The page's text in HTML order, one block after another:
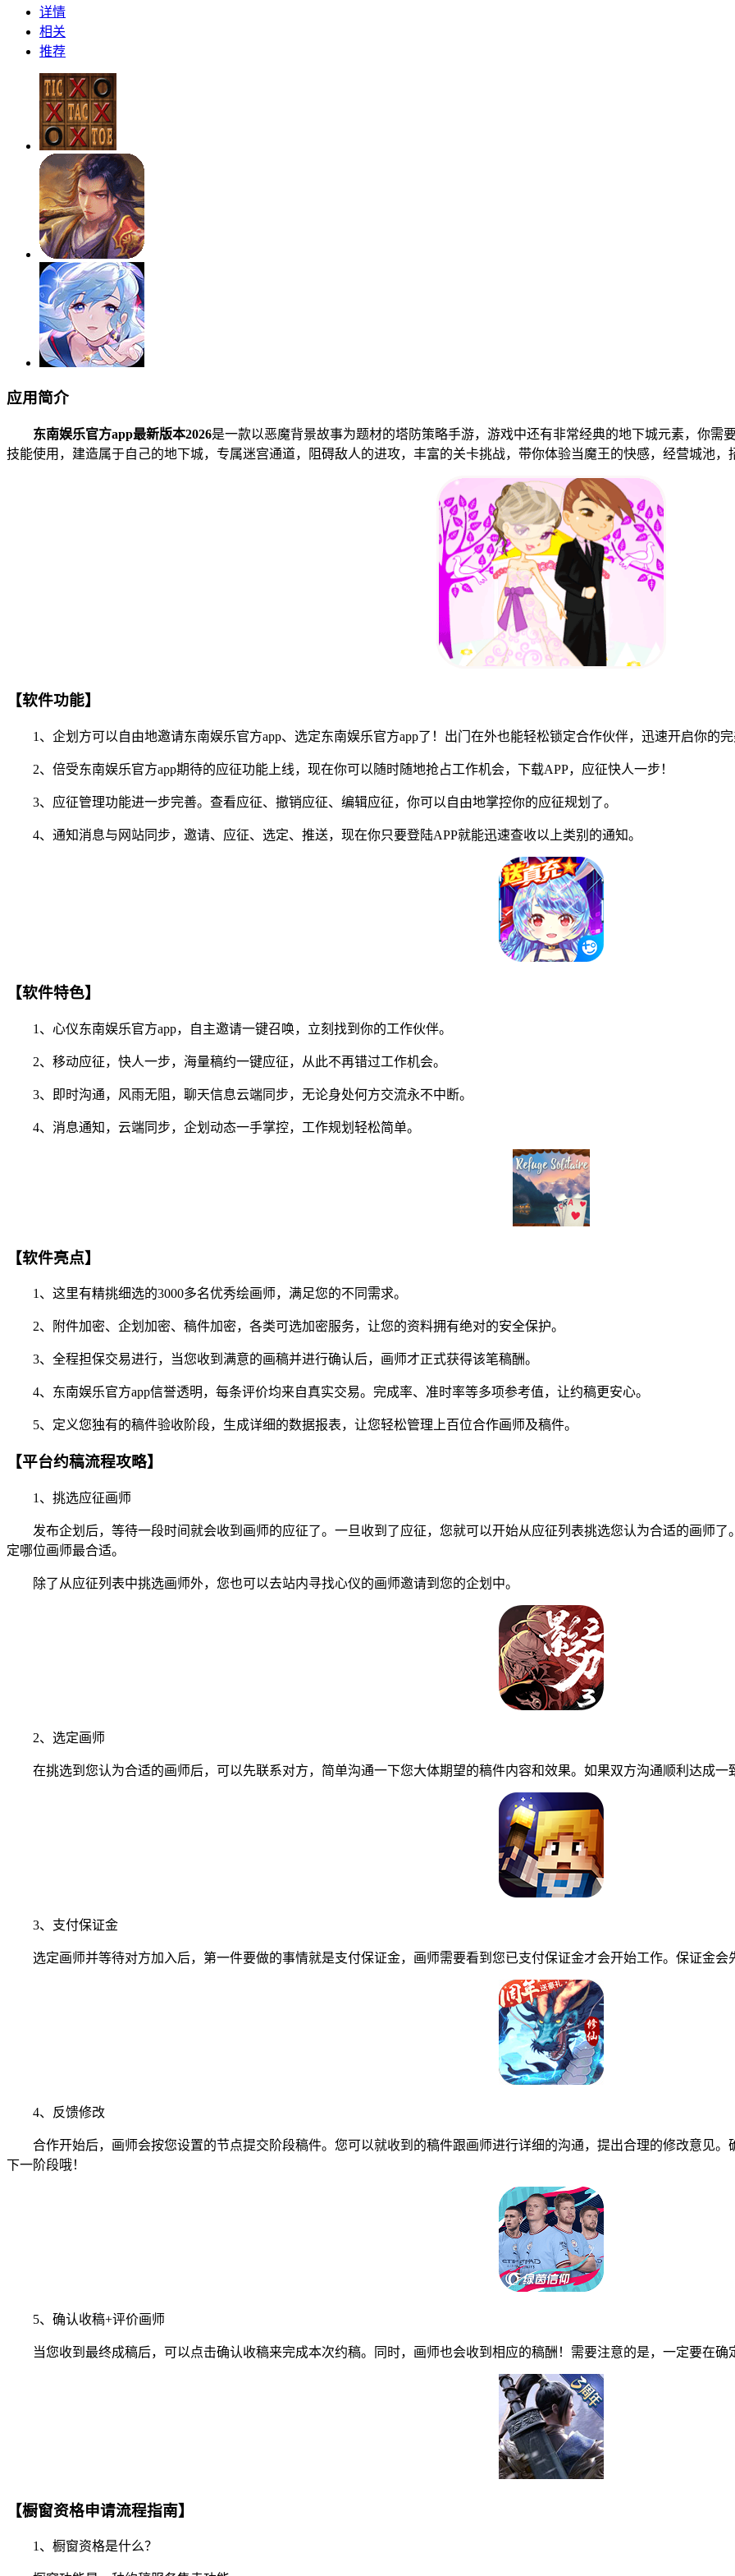
详情
相关
推荐
应用简介
东南娱乐官方app最新版本2026是一款以恶魔背景故事为题材的塔防策略手游，游戏中还有非常经典的地下城元素，你
技能使用，建造属于自己的地下城，专属迷宫通道，阻碍敌人的进攻，丰富的关卡挑战，带你体验当魔王的快感，经营城池
【软件功能】
1、企划方可以自由地邀请东南娱乐官方app、选定东南娱乐官方app了！出门在外也能轻松锁定合作伙伴，迅速开启你的
2、倍受东南娱乐官方app期待的应征功能上线，现在你可以随时随地抢占工作机会，下载APP，应征快人一步！
3、应征管理功能进一步完善。查看应征、撤销应征、编辑应征，你可以自由地掌控你的应征规划了。
4、通知消息与网站同步，邀请、应征、选定、推送，现在你只要登陆APP就能迅速查收以上类别的通知。
【软件特色】
1、心仪东南娱乐官方app，自主邀请一键召唤，立刻找到你的工作伙伴。
2、移动应征，快人一步，海量稿约一键应征，从此不再错过工作机会。
3、即时沟通，风雨无阻，聊天信息云端同步，无论身处何方交流永不中断。
4、消息通知，云端同步，企划动态一手掌控，工作规划轻松简单。
【软件亮点】
1、这里有精挑细选的3000多名优秀绘画师，满足您的不同需求。
2、附件加密、企划加密、稿件加密，各类可选加密服务，让您的资料拥有绝对的安全保护。
3、全程担保交易进行，当您收到满意的画稿并进行确认后，画师才正式获得该笔稿酬。
4、东南娱乐官方app信誉透明，每条评价均来自真实交易。完成率、准时率等多项参考值，让约稿更安心。
5、定义您独有的稿件验收阶段，生成详细的数据报表，让您轻松管理上百位合作画师及稿件。
【平台约稿流程攻略】
1、挑选应征画师
发布企划后，等待一段时间就会收到画师的应征了。一旦收到了应征，您就可以开始从应征列表挑选您认为合适的画师了
定哪位画师最合适。
除了从应征列表中挑选画师外，您也可以去站内寻找心仪的画师邀请到您的企划中。
2、选定画师
在挑选到您认为合适的画师后，可以先联系对方，简单沟通一下您大体期望的稿件内容和效果。如果双方沟通顺利达成一
3、支付保证金
选定画师并等待对方加入后，第一件要做的事情就是支付保证金，画师需要看到您已支付保证金才会开始工作。保证金会
4、反馈修改
合作开始后，画师会按您设置的节点提交阶段稿件。您可以就收到的稿件跟画师进行详细的沟通，提出合理的修改意见。
下一阶段哦！
5、确认收稿+评价画师
当您收到最终成稿后，可以点击确认收稿来完成本次约稿。同时，画师也会收到相应的稿酬！需要注意的是，一定要在确
【橱窗资格申请流程指南】
1、橱窗资格是什么？